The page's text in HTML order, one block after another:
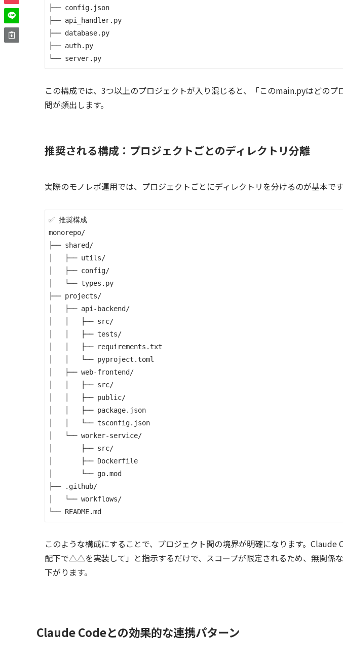
├── config.json
├── api_handler.py
├── database.py
├── auth.py
この構成では、3つ以上のプロジェクトが入り混じると、「このmain.pyはどのプ
問が頻出します。
推奨される構成：プロジェクトごとのディレクトリ分離
実際のモノレポ運用では、プロジェクトごとにディレクトリを分けるのが基本です
✅ 推奨構成
monorepo/
├── shared/
│   ├── utils/
│   ├── config/
│   └── types.py
├── projects/
│   ├── api-backend/
│   │   ├── src/
│   │   ├── tests/
│   │   ├── requirements.txt
│   │   └── pyproject.toml
│   ├── web-frontend/
│   │   ├── src/
│   │   ├── public/
│   │   ├── package.json
│   │   └── tsconfig.json
│   └── worker-service/
│       ├── src/
│       ├── Dockerfile
│       └── go.mod
├── .github/
│   └── workflows/
このような構成にすることで、プロジェクト間の境界が明確になります。
配下で△△を実装して」と指示するだけで、スコープが限定されるため、無関係
下がります。
Claude Codeとの効果的な連携パターン